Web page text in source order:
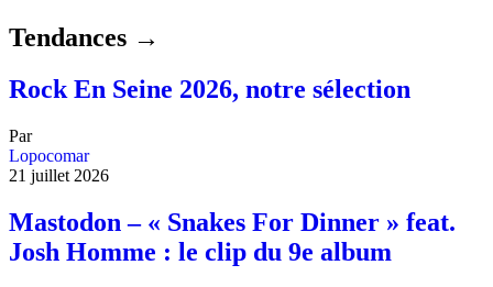
Tendances →
Rock En Seine 2026, notre sélection
Par
Lopocomar
21 juillet 2026
Mastodon – « Snakes For Dinner » feat.
Josh Homme : le clip du 9e album